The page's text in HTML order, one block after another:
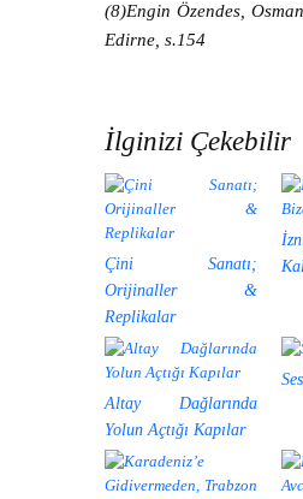
(8)Engin Özendes,
Edirne, s.154
İlginizi Çekebilir
Çini Sanatı;
Orijinaller &
Replikalar
Altay Dağlarında
Yolun Açtığı Kapılar